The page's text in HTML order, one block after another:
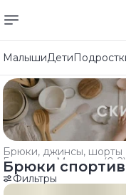
МалышиДети
Брюки, джинсы, шорты
Малыши (0-2)
Главная ›
Брюки
Фильтры